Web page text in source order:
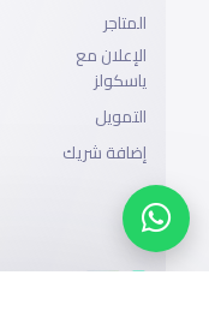
المتاجر
الإعلان مع
ياسكولز
التمويل
إضافة شريك